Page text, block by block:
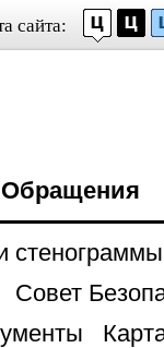
сайта:
Обращения
стенограммы
Совет